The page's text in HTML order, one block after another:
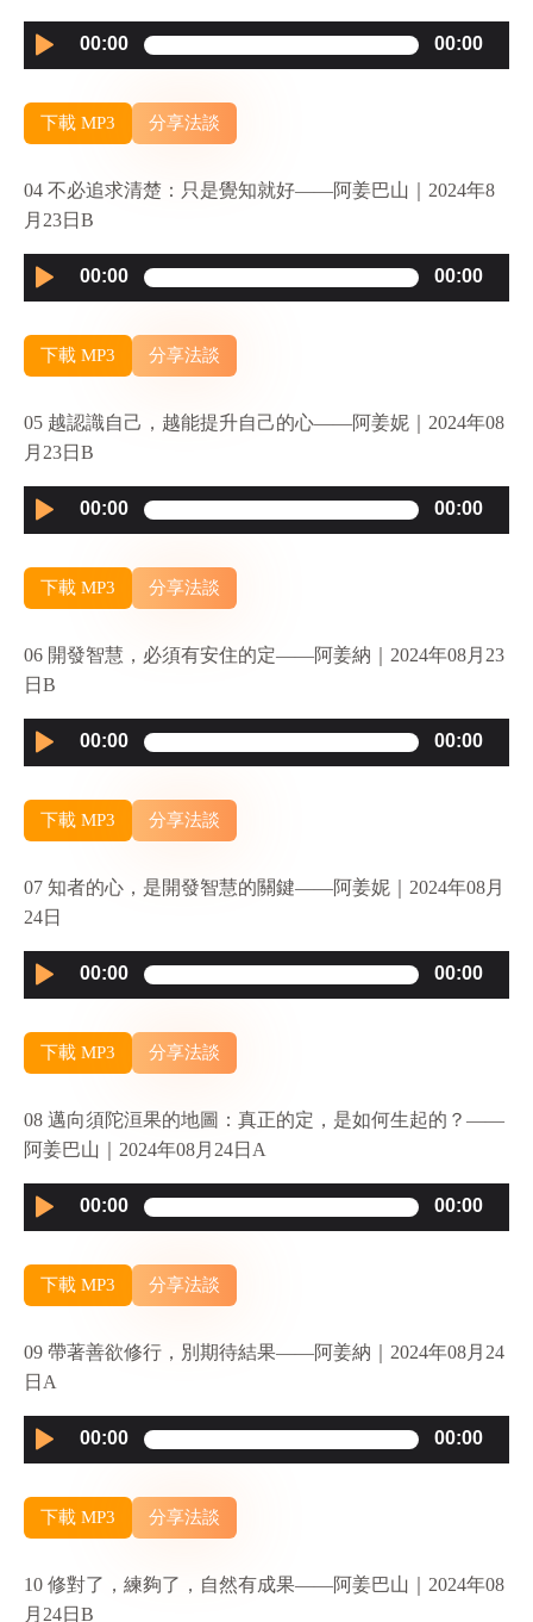
Audio
Player
00:00 00:00
下載 MP3 分享法談
04 不必追求清楚：只是覺知就好——阿姜巴山｜2024年8
月23日B
Audio
Player
00:00 00:00
下載 MP3 分享法談
05 越認識自己，越能提升自己的心——阿姜妮｜2024年08
月23日B
Audio
Player
00:00 00:00
下載 MP3 分享法談
06 開發智慧，必須有安住的定——阿姜納｜2024年08月23
日B
Audio
Player
00:00 00:00
下載 MP3 分享法談
07 知者的心，是開發智慧的關鍵——阿姜妮｜2024年08月
24日
Audio
Player
00:00 00:00
下載 MP3 分享法談
08 邁向須陀洹果的地圖：真正的定，是如何生起的？——
阿姜巴山｜2024年08月24日A
Audio
Player
00:00 00:00
下載 MP3 分享法談
09 帶著善欲修行，別期待結果——阿姜納｜2024年08月24
日A
Audio
Player
00:00 00:00
下載 MP3 分享法談
10 修對了，練夠了，自然有成果——阿姜巴山｜2024年08
月24日B